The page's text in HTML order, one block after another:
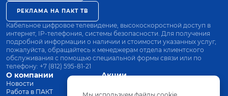
О компании
Новости
Работа в ПАКТ
Акции
Оплата
РЕКЛАМА НА ПАКТ ТВ
Кабельное цифровое телевидение, высокоскоростной доступ в
интернет, IP-телефония, системы безопасности. Для получения
подробной информации о наличии и стоимости указанных услуг,
пожалуйста, обращайтесь к менеджерам отдела клиентского
обслуживания с помощью специальной формы связи или по
телефону: +7 (812) 595-81-21